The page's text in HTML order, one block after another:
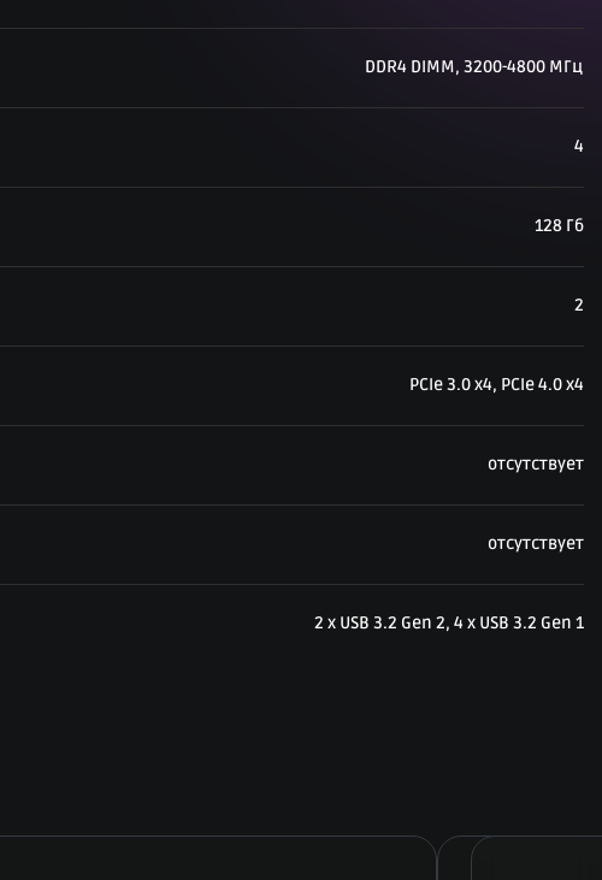
DDR4 DIMM, 3200-4800 МГц
4
128 Гб
2
PCIe 3.0 x4, PCIe 4.0 x4
отсутствует
отсутствует
2 x USB 3.2 Gen 2, 4 x USB 3.2 Gen 1